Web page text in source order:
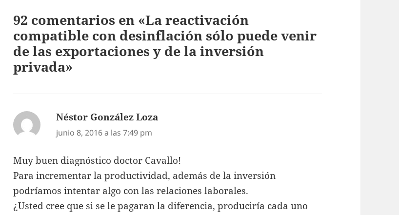
92 comentarios en «La reactivación
compatible con desinflación sólo puede venir
de las exportaciones y de la inversión
privada»
Néstor González Loza
junio 8, 2016 a las 7:49 pm
Muy buen diagnóstico doctor Cavallo!
Para incrementar la productividad, además de la inversión
podríamos intentar algo con las relaciones laborales.
¿Usted cree que si se le pagaran la diferencia, produciría cada uno